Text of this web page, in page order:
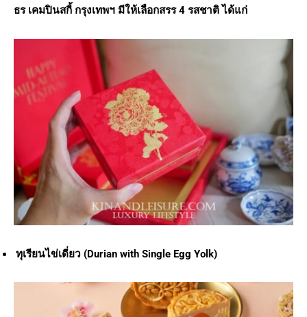
ธร เคมปินสกี้ กรุงเทพฯ มีให้เลือกสรร 4 รสชาติ ได้แก่
ทุเรียนไข่เดี่ยว (Durian with Single Egg Yolk)